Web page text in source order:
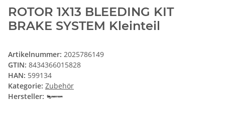
ROTOR 1X13 BLEEDING KIT
BRAKE SYSTEM Kleinteil
Artikelnummer: 2025786149
GTIN: 8434366015828
HAN: 599134
Kategorie: Zubehör
Hersteller: